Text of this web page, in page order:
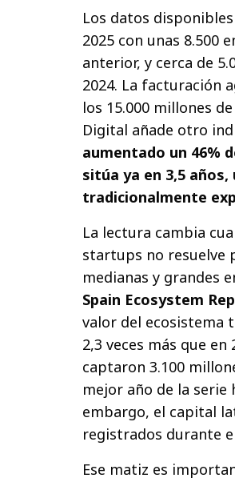
Los datos
2025 con unas 8.500
anterior, y cerca de
2024. La facturación
los 15.000 millones
Digital añade otro
aumentado un 46%
sitúa ya en 3,5
tradicionalmente
La lectura cambia
startups no resuelve
medianas y grandes
Spain Ecosystem
valor del ecosistema
2,3 veces más que
captaron 3.100
mejor año de la serie
embargo, el capital
registrados durante
Ese matiz es